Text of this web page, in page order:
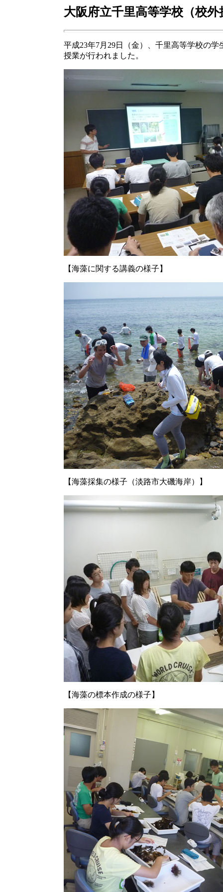
大阪府立千里高等学校（校外
平成23年7月29日（金）、千里高等学校の
授業が行われました。
【海藻に関する講義の様子】
【海藻採集の様子（淡路市大磯海岸）】
【海藻の標本作成の様子】